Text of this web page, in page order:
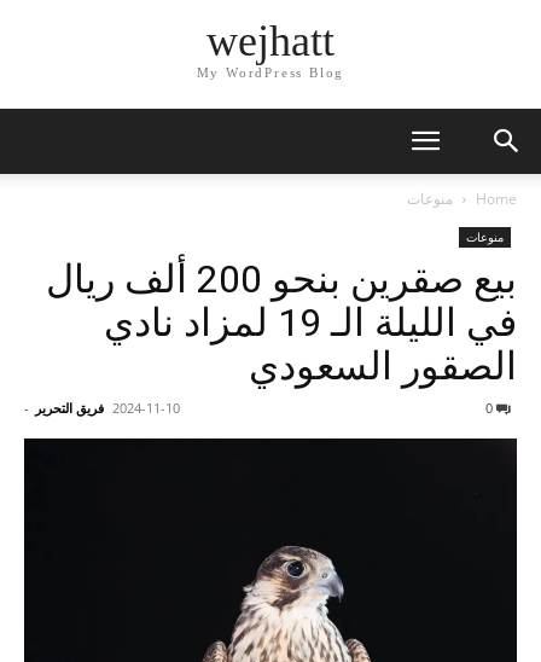
wejhatt
My WordPress Blog
Home منوعات
منوعات
بيع صقرين بنحو 200 ألف ريال
في الليلة الـ 19 لمزاد نادي
الصقور السعودي
فريق التحرير - 2024-11-10